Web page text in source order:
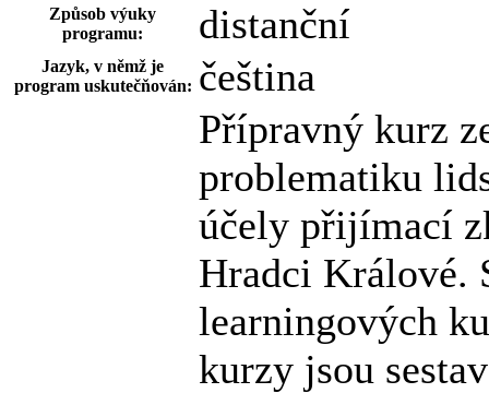
Způsob výuky
programu:
distanční
Jazyk, v němž je
program uskutečňován: čeština
Přípravný kurz
problematiku
účely přijímací
Hradci Králové.
learningových
kurzy jsou